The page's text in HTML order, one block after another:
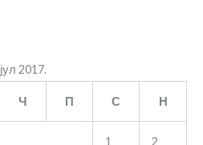
јул 2017.
Ч П С Н
1 2